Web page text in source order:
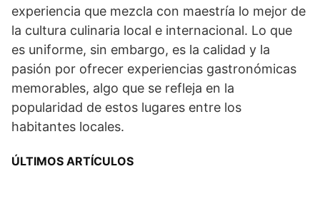
experiencia que mezcla con maestría lo mejor de
la cultura culinaria local e internacional. Lo que
es uniforme, sin embargo, es la calidad y la
pasión por ofrecer experiencias gastronómicas
memorables, algo que se refleja en la
popularidad de estos lugares entre los
habitantes locales.
ÚLTIMOS ARTÍCULOS